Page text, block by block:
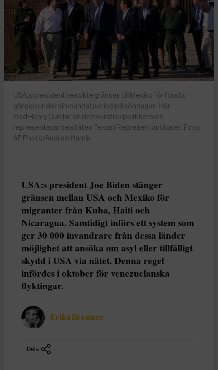
USA:s president besökte gränsen till Mexiko för första
gången under sin mandatperiod på söndagen. Här
med Henry Cuellar, en demokratisk politiker som
representerar delstaten Texas i Representanthuset. Foto:
AP Photo/Andrew Harnik
USA:s president Joe Biden stänger
gränsen mellan USA och Mexiko för
migranter från Kuba, Haiti och
Nicaragua. Samtidigt införs ett system som
ger 30 000 invandrare från dessa länder
möjlighet att ansöka om asyl eller tillfälligt
skydd i USA via nätet. Denna regel
infördes i oktober för venezuelanska
flyktingar.
Erika Brenner
Dela